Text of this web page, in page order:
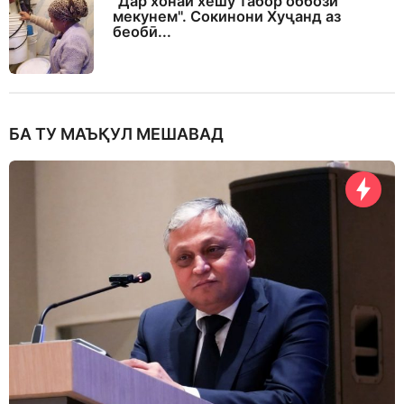
мекунем". Сокинони Хуҷанд аз
беобӣ...
БА ТУ МАЪҚУЛ МЕШАВАД